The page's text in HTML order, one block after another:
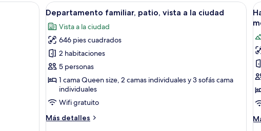
dos camas, piso de madera, refrigerador y puerta que da a un baño.
Abrir
todas
las
fotos
de
Departamento
familiar,
patio,
vista
a
la
Un dormitorio con cama,
10
Departamento familiar, patio, vista a la ciudad
Vista a la ciudad
646 pies cuadrados
2 habitaciones
5 personas
1 cama Queen size, 2 camas individuales y 3 sofás cama
individuales
Wifi gratuito
Más detalles
Más
2